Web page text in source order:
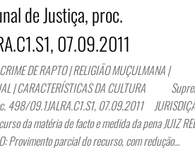
de Justiça, proc.
07.09.2011
DE RAPTO | RELIGIÃO MUÇULMANA |
| CARACTERÍSTICAS DA CULTURA
498/09.1JALRA.C1.S1, 07.09.2011
da matéria de facto e medida da pena JUIZ
Provimento parcial do recurso, com redução…